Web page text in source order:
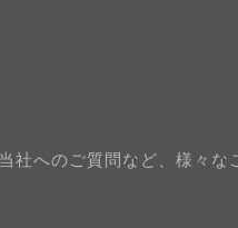
社へのご質問など、様々な